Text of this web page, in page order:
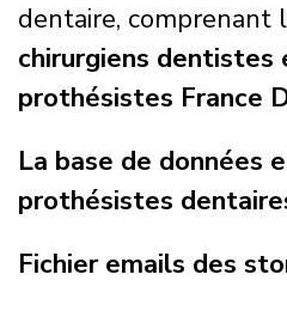
dentaire, comprenant
chirurgiens dentistes
prothésistes France
La base de données
prothésistes
Fichier emails des